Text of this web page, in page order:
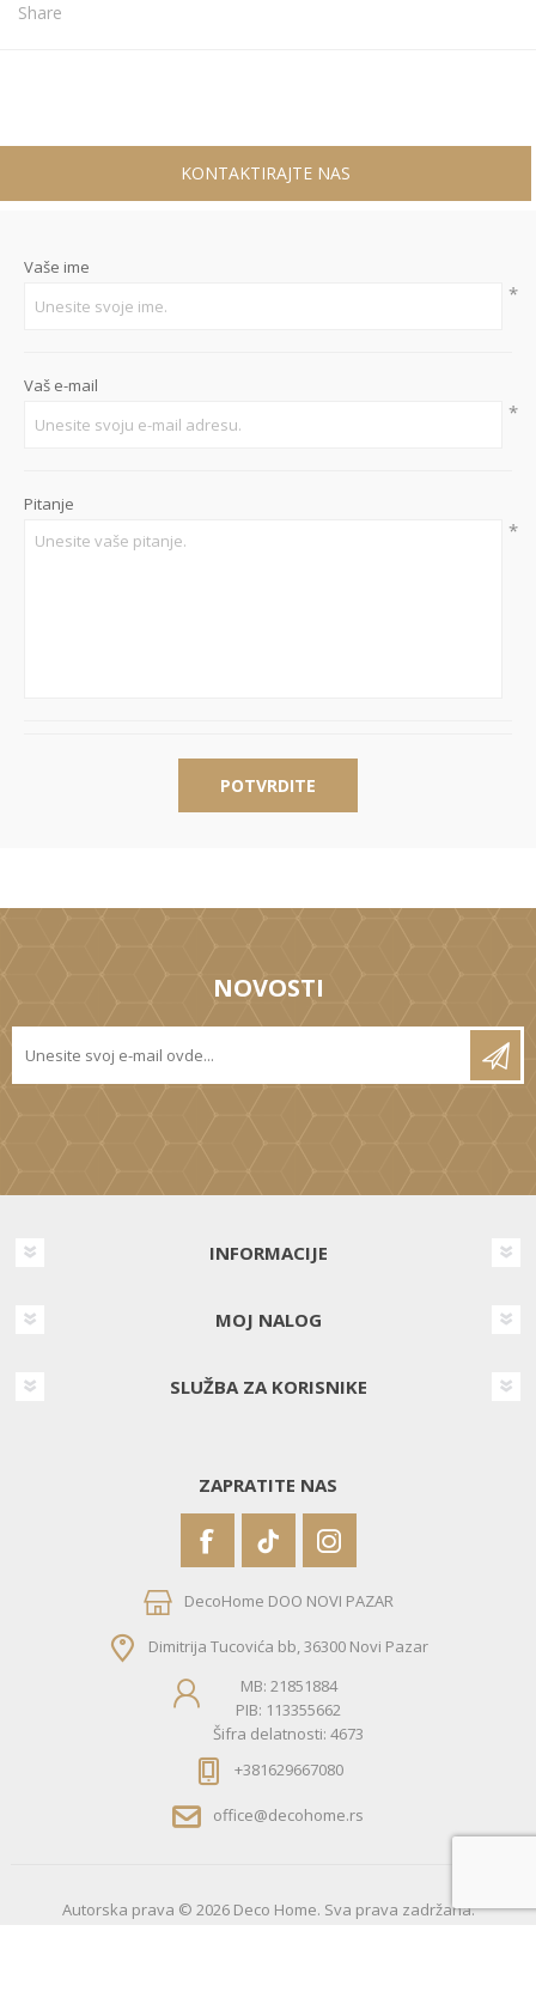
Share
KONTAKTIRAJTE NAS
Vaše ime
*
Vaš e-mail
*
Pitanje
*
POTVRDITE
NOVOSTI
INFORMACIJE
MOJ NALOG
SLUŽBA ZA KORISNIKE
ZAPRATITE NAS
DecoHome DOO NOVI PAZAR
Dimitrija Tucovića bb, 36300 Novi Pazar
MB: 21851884
PIB: 113355662
Šifra delatnosti: 4673
+381629667080
office@decohome.rs
Autorska prava © 2026 Deco Home. Sva prava zadržana.